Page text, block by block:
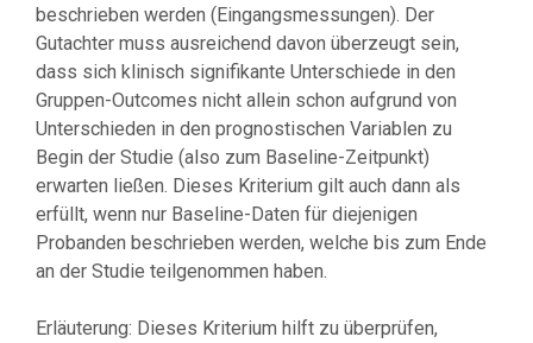
beschrieben werden (Eingangsmessungen). Der
Gutachter muss ausreichend davon überzeugt sein,
dass sich klinisch signifikante Unterschiede in den
Gruppen-Outcomes nicht allein schon aufgrund von
Unterschieden in den prognostischen Variablen zu
Begin der Studie (also zum Baseline-Zeitpunkt)
erwarten ließen. Dieses Kriterium gilt auch dann als
erfüllt, wenn nur Baseline-Daten für diejenigen
Probanden beschrieben werden, welche bis zum Ende
an der Studie teilgenommen haben.
Erläuterung: Dieses Kriterium hilft zu überprüfen,